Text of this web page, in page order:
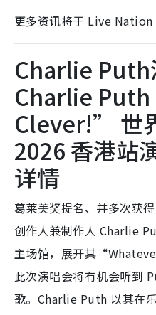
更多资讯将于 Live Nation
Charlie Puth
Charlie
Clever!” 世
2026 香港站
详情
葛莱美奖提名、并多次获
创作人兼制作人 Charlie
主场馆，展开其
此次演唱会将有机会听到
歌。Charlie Puth 以其在